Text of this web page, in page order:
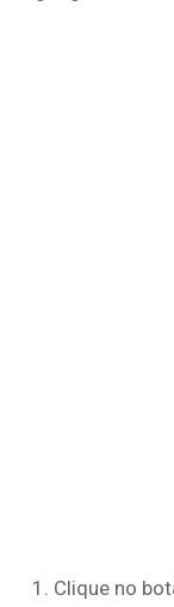
Clique no